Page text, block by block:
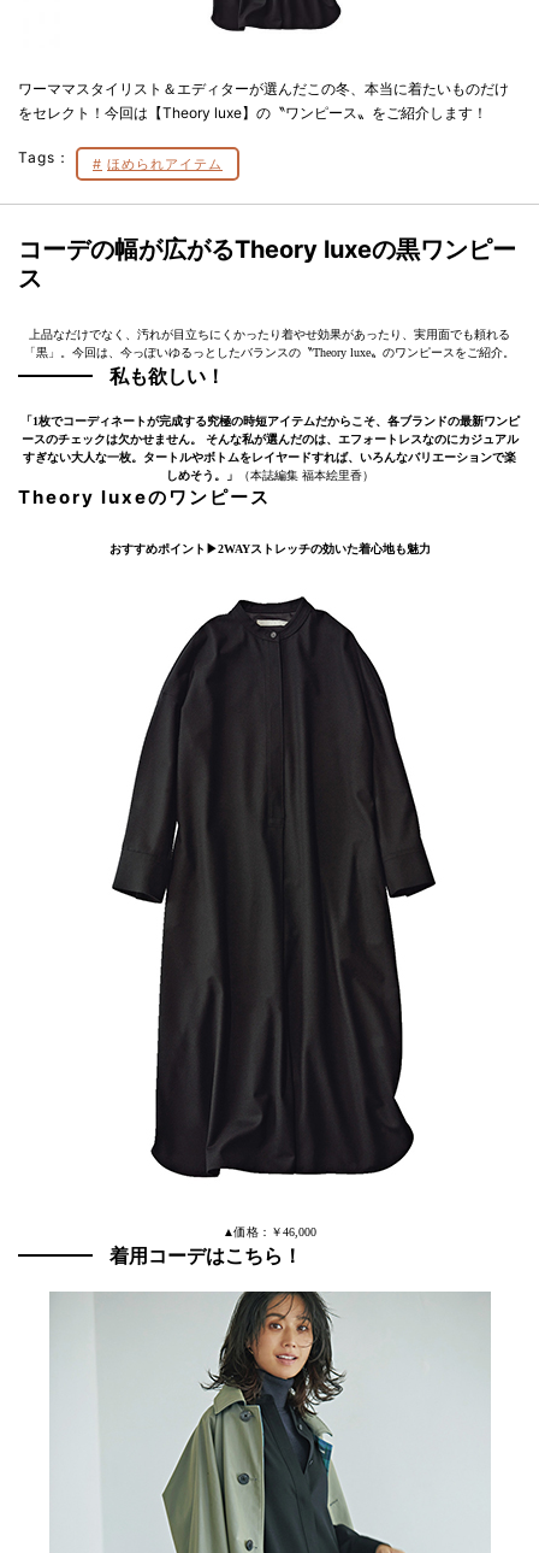
ワーママスタイリスト＆エディターが選んだこの冬、本当に着たいものだけ
をセレクト！今回は【Theory luxe】の〝ワンピース〟をご紹介します！
Tags： ほめられアイテム
コーデの幅が広がるTheory luxeの黒ワンピー
ス
上品なだけでなく、汚れが目立ちにくかったり着やせ効果があったり、実用面でも頼れる
「黒」。今回は、今っぽいゆるっとしたバランスの〝Theory luxe〟のワンピースをご紹介。
私も欲しい！
「1枚でコーディネートが完成する究極の時短アイテムだからこそ、各ブランドの最新ワンピ
ースのチェックは欠かせません。 そんな私が選んだのは、エフォートレスなのにカジュアル
すぎない大人な一枚。タートルやボトムをレイヤードすれば、いろんなバリエーションで楽
しめそう。」
（本誌編集 福本絵里香）
Theory luxeのワンピース
おすすめポイント▶︎2WAYストレッチの効いた着心地も魅力
▲価格：￥46,000
着用コーデはこちら！